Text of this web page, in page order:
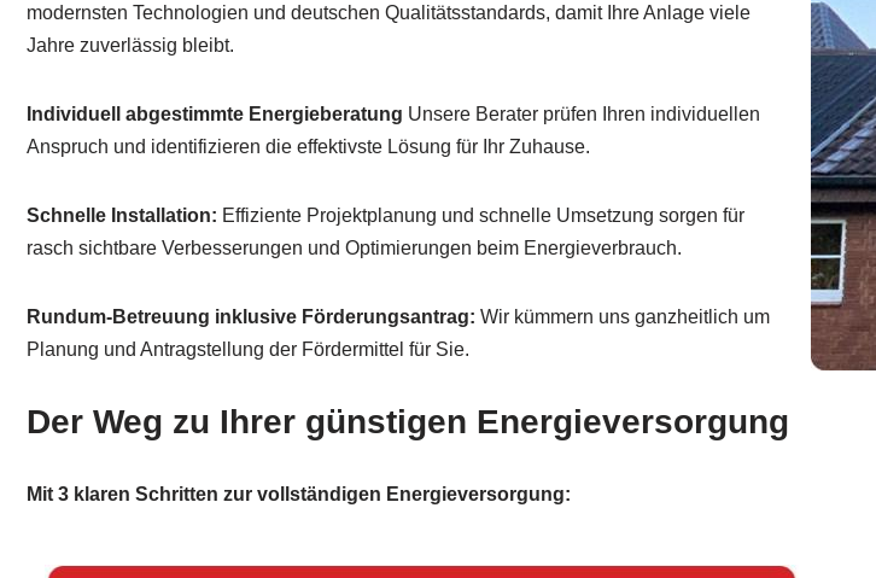
modernsten Technologien und deutschen Qualitätsstandards, damit Ihre Anlage viele
Jahre zuverlässig bleibt.
Individuell abgestimmte Energieberatung Unsere Berater prüfen Ihren individuellen
Anspruch und identifizieren die effektivste Lösung für Ihr Zuhause.
Schnelle Installation: Effiziente Projektplanung und schnelle Umsetzung sorgen für
rasch sichtbare Verbesserungen und Optimierungen beim Energieverbrauch.
Rundum-Betreuung inklusive Förderungsantrag: Wir kümmern uns ganzheitlich um
Planung und Antragstellung der Fördermittel für Sie.
Der Weg zu Ihrer günstigen Energieversorgung
Mit 3 klaren Schritten zur vollständigen Energieversorgung: